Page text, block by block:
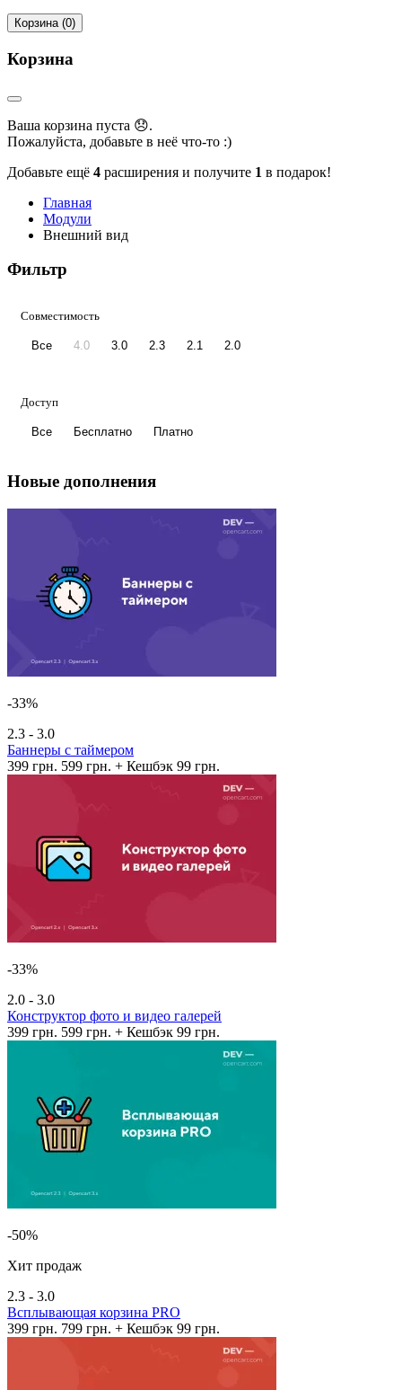
Корзина (0)
Корзина
Ваша корзина пуста 😞.
Пожалуйста, добавьте в неё что-то :)
Добавьте ещё 4 расширения и получите 1 в подарок!
Главная
Модули
Внешний вид
Фильтр
Совместимость
Все 4.0 3.0 2.3 2.1 2.0
Доступ
Все Бесплатно Платно
Новые дополнения
-33%
2.3 - 3.0
Баннеры с таймером
399 грн. 599 грн. + Кешбэк 99 грн.
-33%
2.0 - 3.0
Конструктор фото и видео галерей
399 грн. 599 грн. + Кешбэк 99 грн.
-50%
Хит продаж
2.3 - 3.0
Всплывающая корзина PRO
399 грн. 799 грн. + Кешбэк 99 грн.